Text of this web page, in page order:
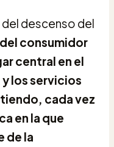
del descenso del
consumidor
central en el
y los servicios
cada vez
en la que
de la